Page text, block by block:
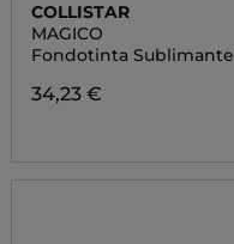
COLLISTAR
MAGICO
Fondotinta Sublimante
34,23 €